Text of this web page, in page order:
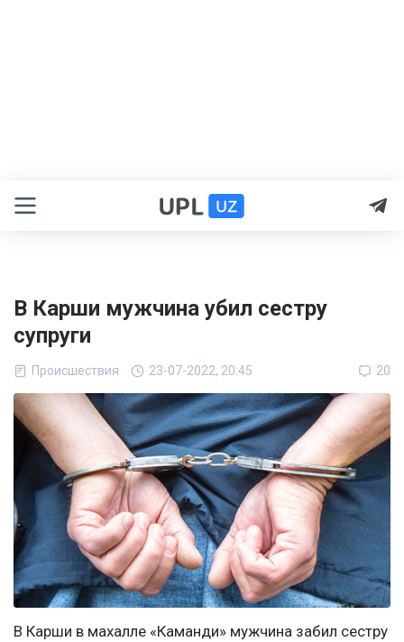
В Карши мужчина убил сестру
супруги
Происшествия 23-07-2022, 20:45 20
В Карши в махалле «Каманди» мужчина забил сестру